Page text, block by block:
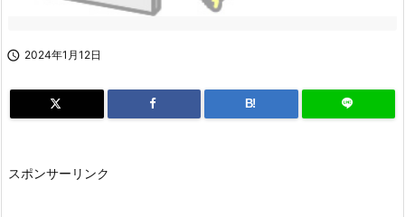
 2024年1月12日
B!
スポンサーリンク